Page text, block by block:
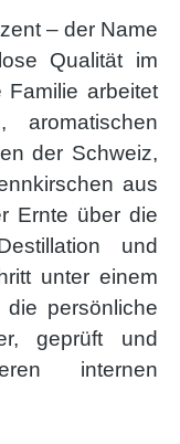
– der Name
Qualität im
Familie arbeitet
aromatischen
der Schweiz,
aus
Ernte über die
und
unter einem
persönliche
geprüft und
internen